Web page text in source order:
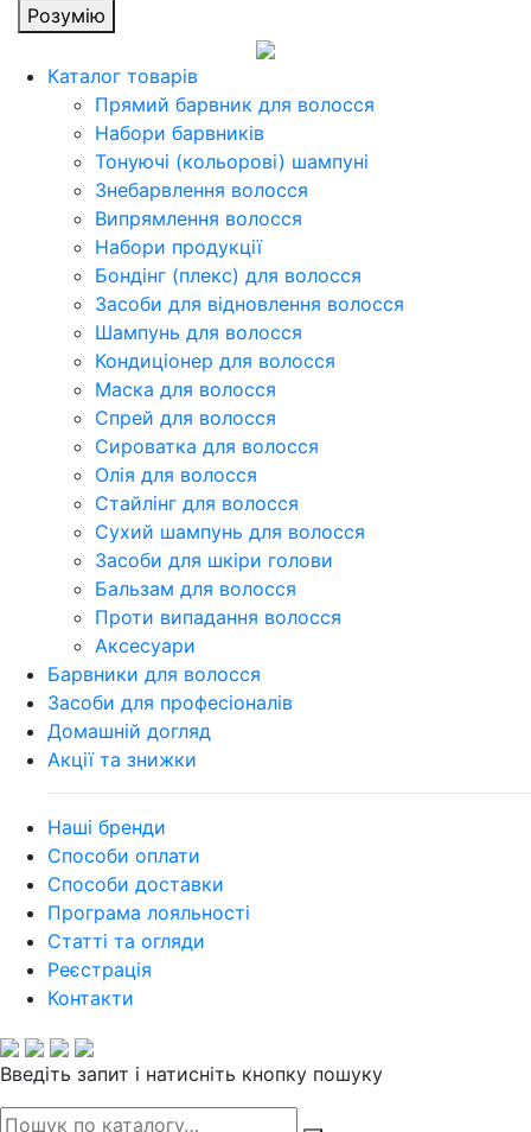
Розумію
Каталог товарів
Прямий барвник для волосся
Набори барвників
Тонуючі (кольорові) шампуні
Знебарвлення волосся
Випрямлення волосся
Набори продукції
Бондінг (плекс) для волосся
Засоби для відновлення волосся
Шампунь для волосся
Кондиціонер для волосся
Маска для волосся
Спрей для волосся
Сироватка для волосся
Олія для волосся
Стайлінг для волосся
Сухий шампунь для волосся
Засоби для шкіри голови
Бальзам для волосся
Проти випадання волосся
Аксесуари
Барвники для волосся
Засоби для професіоналів
Домашній догляд
Акції та знижки
Наші бренди
Способи оплати
Способи доставки
Програма лояльності
Статті та огляди
Реєстрація
Контакти
Введіть запит і натисніть кнопку пошуку